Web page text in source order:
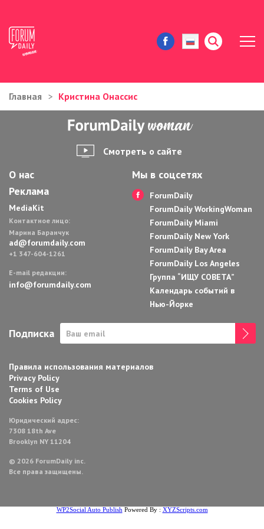
ЖИЗНЬ И ИСТОРИИ
ИММИГРАЦИЯ В США
АВТОРСКИЕ КОЛОНКИ
ЗДОРОВЬЕ И КРАСОТА
ДОМ И ЕДА
Главная Кристина Онассис
Смотреть о сайте
О нас
Реклама
MediaKit
Контактное лицо:
Марина Баранчук
ad@forumdaily.com
+1 347-604-1261
E-mail редакции:
info@forumdaily.com
Мы в соцсетях
ForumDaily
ForumDaily WorkingWoman
ForumDaily Miami
ForumDaily New York
ForumDaily Bay Area
ForumDaily Los Angeles
Группа “ИЩУ СОВЕТА”
Календарь событий в
Нью-Йорке
Подписка
Правила использования материалов
Privacy Policy
Terms of Use
Cookies Policy
Юридический адрес:
7308 18th Ave
Brooklyn NY 11204
© 2026 ForumDaily inc.
Все права защищены.
WP2Social Auto Publish Powered By : XYZScripts.com